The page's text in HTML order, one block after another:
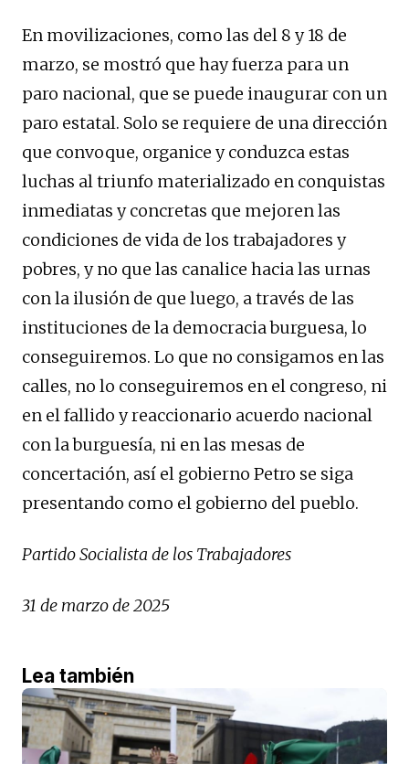
En movilizaciones, como las del 8 y 18 de
marzo, se mostró que hay fuerza para un
paro nacional, que se puede inaugurar con un
paro estatal. Solo se requiere de una dirección
que convoque, organice y conduzca estas
luchas al triunfo materializado en conquistas
inmediatas y concretas que mejoren las
condiciones de vida de los trabajadores y
pobres, y no que las canalice hacia las urnas
con la ilusión de que luego, a través de las
instituciones de la democracia burguesa, lo
conseguiremos. Lo que no consigamos en las
calles, no lo conseguiremos en el congreso, ni
en el fallido y reaccionario acuerdo nacional
con la burguesía, ni en las mesas de
concertación, así el gobierno Petro se siga
presentando como el gobierno del pueblo.
Partido Socialista de los Trabajadores
31 de marzo de 2025
Lea también